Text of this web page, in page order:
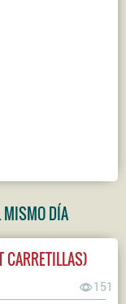
MISMO DÍA
CARRETILLAS)
151